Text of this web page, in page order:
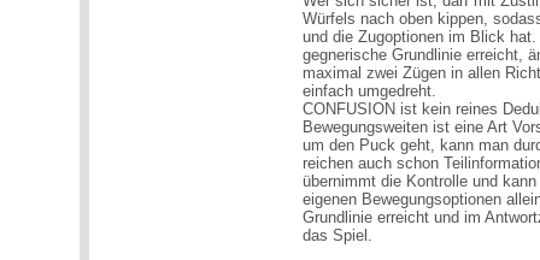
Würfels nach oben kippen,
und die Zugoptionen im Blick
gegnerische Grundlinie erreicht,
maximal zwei Zügen in allen
einfach umgedreht.
CONFUSION ist kein reines
Bewegungsweiten ist eine Art
um den Puck geht, kann man
reichen auch schon
übernimmt die Kontrolle und
eigenen Bewegungsoptionen
Grundlinie erreicht und im
das Spiel.